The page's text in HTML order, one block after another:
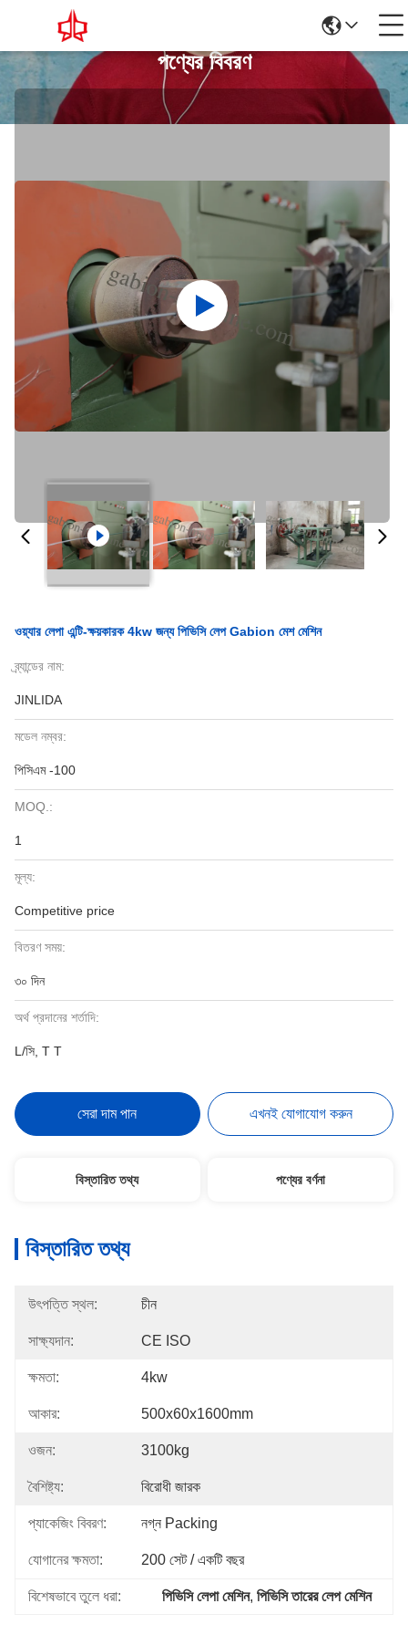
পণ্যের বিবরণ
ওয়্যার লেপা এন্টি-ক্ষয়কারক 4kw জন্য পিভিসি লেপ Gabion মেশ মেশিন
ব্র্যান্ডের নাম:
JINLIDA
মডেল নম্বর:
পিসিএম -100
MOQ.:
1
মূল্য:
Competitive price
বিতরণ সময়:
৩০ দিন
অর্থ প্রদানের শর্তাদি:
L/সি, T T
সেরা দাম পান এখনই যোগাযোগ করুন
বিস্তারিত তথ্য পণ্যের বর্ণনা
বিস্তারিত তথ্য
উৎপত্তি স্থল: চীন
সাক্ষ্যদান: CE ISO
ক্ষমতা: 4kw
আকার: 500x60x1600mm
ওজন: 3100kg
বৈশিষ্ট্য: বিরোধী জারক
প্যাকেজিং বিবরণ: নগ্ন Packing
যোগানের ক্ষমতা: 200 সেট / একটি বছর
বিশেষভাবে তুলে ধরা: পিভিসি লেপা মেশিন, পিভিসি তারের লেপ মেশিন